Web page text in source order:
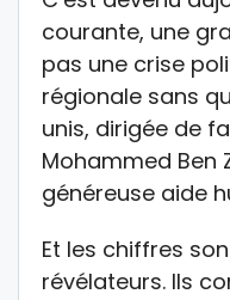
courante, une
pas une crise
régionale sans
unis, dirigée de
Mohammed Ben
généreuse aide
Et les chiffres
révélateurs. Ils